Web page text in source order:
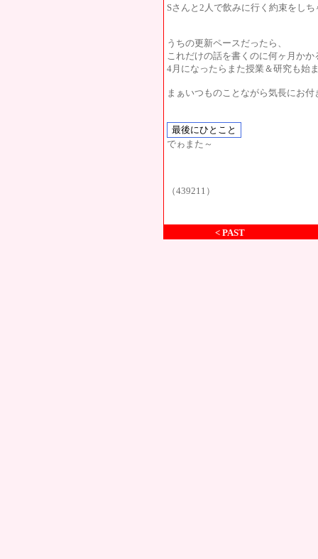
Sさんと2人で飲みに行く約束をし
うちの更新ペースだったら、
これだけの話を書くのに何ヶ月か
4月になったらまた授業＆研究も始
まぁいつものことながら気長にお
でゎまた～
（439211）
< PAST